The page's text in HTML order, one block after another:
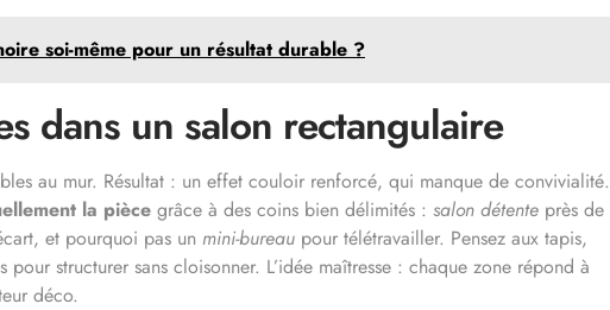
soi-même pour un résultat durable ?
dans un salon rectangulaire
au mur. Résultat : un effet couloir renforcé, qui manque de convivialité.
la pièce grâce à des coins bien délimités : salon détente près de
et pourquoi pas un mini-bureau pour télétravailler. Pensez aux tapis,
structurer sans cloisonner. L’idée maîtresse : chaque zone répond à
déco.